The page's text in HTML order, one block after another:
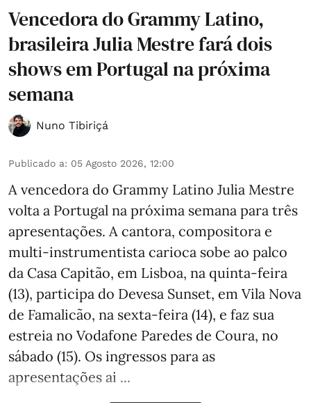
Vencedora do Grammy Latino,
brasileira Julia Mestre fará dois
shows em Portugal na próxima
semana
Nuno Tibiriçá
Publicado a: 05 Agosto 2026, 12:00
A vencedora do Grammy Latino Julia Mestre
volta a Portugal na próxima semana para três
apresentações. A cantora, compositora e
multi-instrumentista carioca sobe ao palco
da Casa Capitão, em Lisboa, na quinta-feira
(13), participa do Devesa Sunset, em Vila Nova
de Famalicão, na sexta-feira (14), e faz sua
estreia no Vodafone Paredes de Coura, no
sábado (15). Os ingressos para as
apresentações ai ...